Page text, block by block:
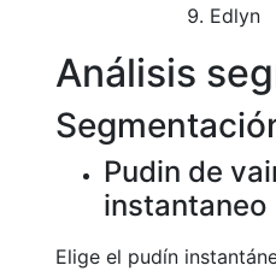
Edlyn
Análisis
Pudin de
instantaneo
Elige el pudín